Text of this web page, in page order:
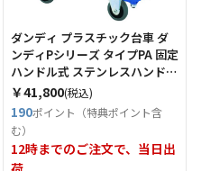
ダンディ プラスチック台車 ダ
ンディPシリーズ タイプPA 固定
ハンドル式 ステンレスハンドル
仕様 W905×D605 （Tcode：
2082198）
￥41,800(税込)
190ポイント（特典ポイント含
む）
12時までのご注文で、当日出